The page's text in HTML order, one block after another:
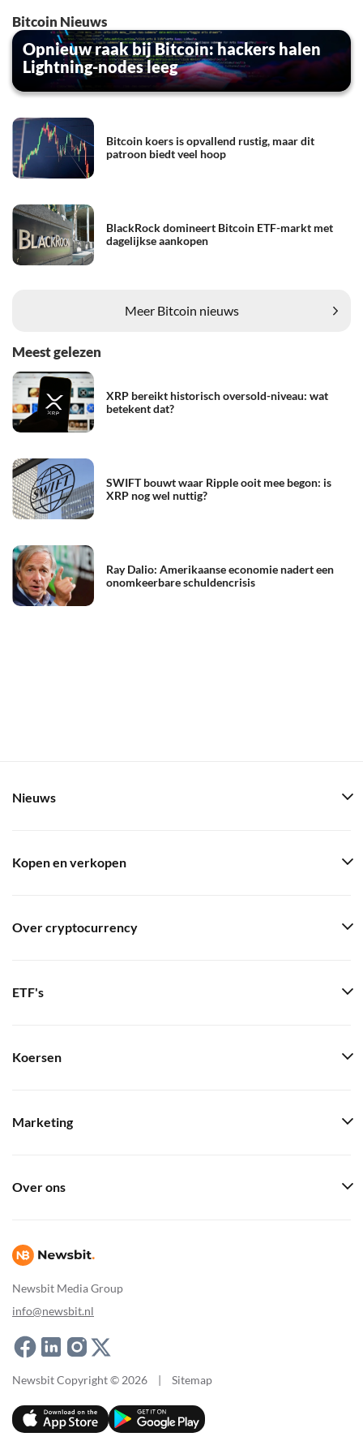
Bitcoin Nieuws
Opnieuw raak bij Bitcoin: hackers halen
Lightning-nodes leeg
Bitcoin koers is opvallend rustig, maar dit
patroon biedt veel hoop
BlackRock domineert Bitcoin ETF-markt met
dagelijkse aankopen
Meer Bitcoin nieuws
Meest gelezen
XRP bereikt historisch oversold-niveau: wat
betekent dat?
SWIFT bouwt waar Ripple ooit mee begon: is
XRP nog wel nuttig?
Ray Dalio: Amerikaanse economie nadert een
onomkeerbare schuldencrisis
Newsbit Media Group
info@newsbit.nl
Nieuws
Kopen en verkopen
Over cryptocurrency
ETF's
Koersen
Marketing
Over ons
Newsbit Copyright © 2026 | Sitemap